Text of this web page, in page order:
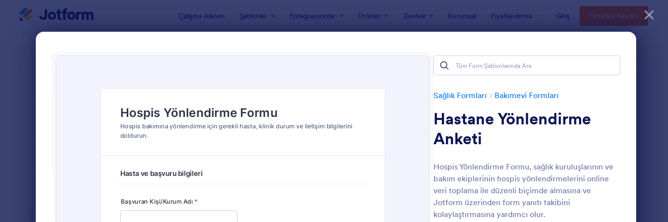
Çalışma Alanım Şablonlar Entegrasyonlar Ürünler Destek Kurumsal Fiyatlandırma Giriş Ücretsiz Kaydol
Sağlık Formları Bakımevi Formları
Hastane Yönlendirme
Anketi
Hospis Yönlendirme Formu, sağlık kuruluşlarının ve
bakım ekiplerinin hospis yönlendirmelerini online
veri toplama ile düzenli biçimde almasına ve
Jotform üzerinden form yanıtı takibini
kolaylaştırmasına yardımcı olur.
: Hastane Yönlendirme Anketi Önizleme: Hizmet Bildirimleri
Klasik